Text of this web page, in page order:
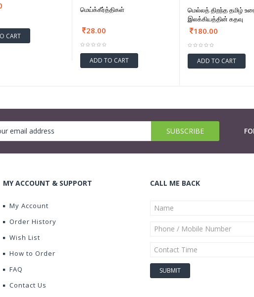
CART
மெய்க்கீர்த்திகள்
28.00
ADD TO CART
மெல்லத் திறந்த தமிழ்
இலக்கியத்தின் கதவு
180.00
ADD TO CART
MY ACCOUNT & SUPPORT
My Account
Order History
Wish List
How to Order
FAQ
Contact Us
CALL ME BACK